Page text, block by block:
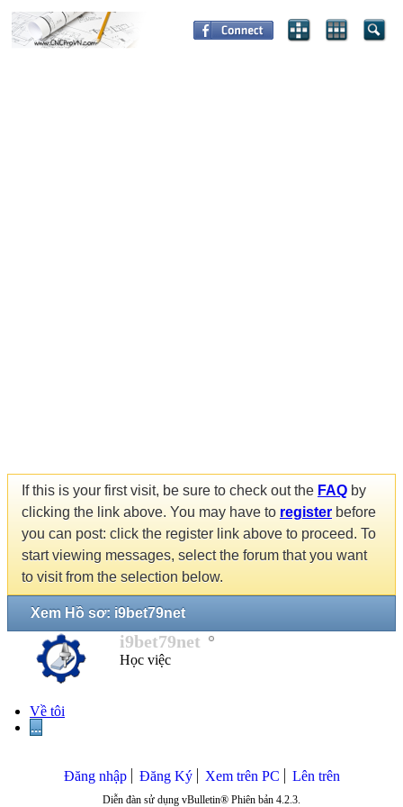
If this is your first visit, be sure to check out the FAQ by
clicking the link above. You may have to register before
you can post: click the register link above to proceed. To
start viewing messages, select the forum that you want
to visit from the selection below.
Xem Hồ sơ: i9bet79net
i9bet79net
Học việc
Về tôi
...
Đăng nhập Đăng Ký Xem trên PC Lên trên
Diễn đàn sử dụng vBulletin® Phiên bản 4.2.3.